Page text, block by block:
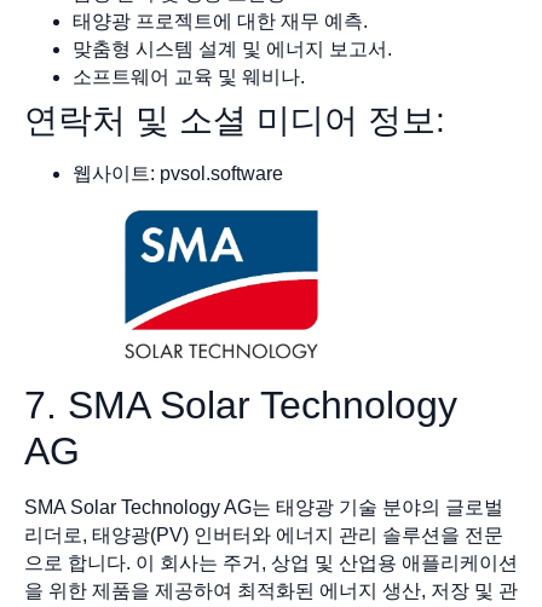
태양광 프로젝트에 대한 재무 예측.
맞춤형 시스템 설계 및 에너지 보고서.
소프트웨어 교육 및 웨비나.
연락처 및 소셜 미디어 정보:
웹사이트: pvsol.software
7. SMA Solar Technology
AG
SMA Solar Technology AG는 태양광 기술 분야의 글로벌
리더로, 태양광(PV) 인버터와 에너지 관리 솔루션을 전문
으로 합니다. 이 회사는 주거, 상업 및 산업용 애플리케이션
을 위한 제품을 제공하여 최적화된 에너지 생산, 저장 및 관